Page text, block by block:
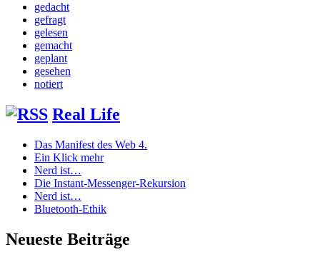
gedacht
gefragt
gelesen
gemacht
geplant
gesehen
notiert
Real Life
Das Manifest des Web 4.
Ein Klick mehr
Nerd ist…
Die Instant-Messenger-Rekursion
Nerd ist…
Bluetooth-Ethik
Neueste Beiträge